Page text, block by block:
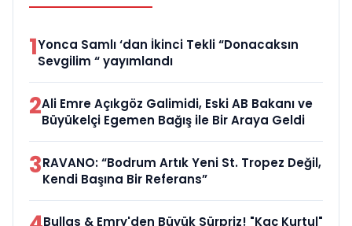
1Yonca Samlı ‘dan İkinci Tekli “Donacaksın
Sevgilim “ yayımlandı
2Ali Emre Açıkgöz Galimidi, Eski AB Bakanı ve
Büyükelçi Egemen Bağış ile Bir Araya Geldi
3RAVANO: “Bodrum Artık Yeni St. Tropez Değil,
Kendi Başına Bir Referans”
Bullas & Emry'den Büyük Sürpriz! "Kaç Kurtul"